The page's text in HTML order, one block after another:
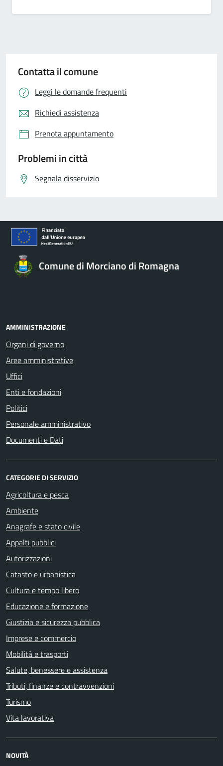
Contatta il comune
Leggi le domande frequenti
Richiedi assistenza
Prenota appuntamento
Problemi in città
Segnala disservizio
Comune di Morciano di Romagna
AMMINISTRAZIONE
Organi di governo
Aree amministrative
Uffici
Enti e fondazioni
Politici
Personale amministrativo
Documenti e Dati
CATEGORIE DI SERVIZIO
Agricoltura e pesca
Ambiente
Anagrafe e stato civile
Appalti pubblici
Autorizzazioni
Catasto e urbanistica
Cultura e tempo libero
Educazione e formazione
Giustizia e sicurezza pubblica
Imprese e commercio
Mobilità e trasporti
Salute, benessere e assistenza
Tributi, finanze e contravvenzioni
Turismo
Vita lavorativa
NOVITÀ